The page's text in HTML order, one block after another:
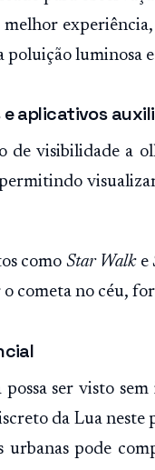
melhor
poluição luminosa
aplicativos
de visibilidade a
como Star Walke
cometa no céu,
possa ser visto
da Lua neste
urbanas pode